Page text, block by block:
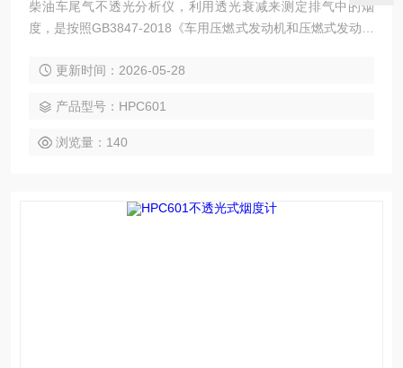
柴油车尾气不透光分析仪，利用透光衰减来测定排气中的烟
度，是按照GB3847-2018《车用压燃式发动机和压燃式发动机
参照了中华人民共和国交通行业标准JT/T506-2004的有关标准
GB-T3871.13-2006的测试要求。
更新时间：2026-05-28
产品型号：HPC601
浏览量：140